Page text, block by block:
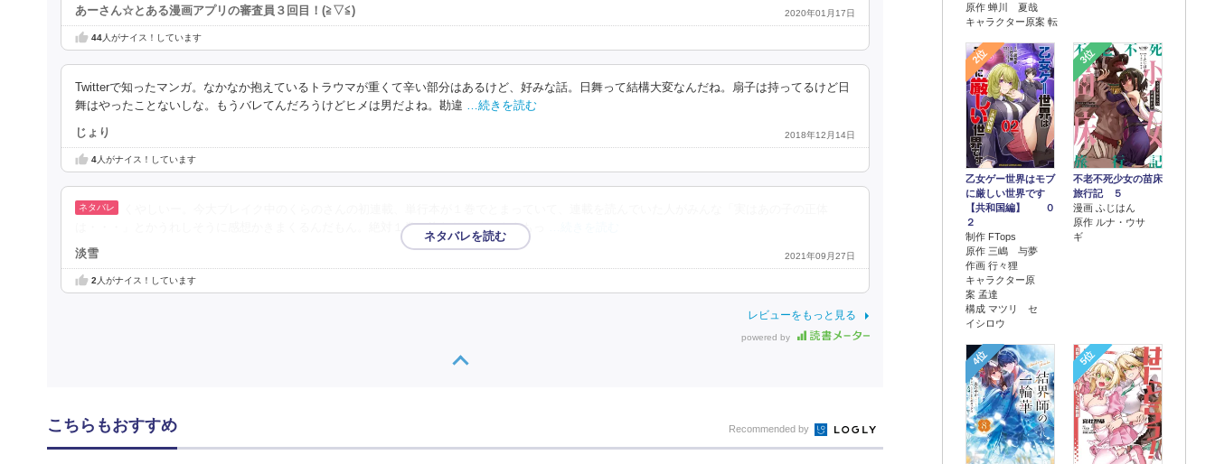
あーさん☆とある漫画アプリの審査員３回目！(⁠≧⁠▽⁠≦⁠) 2020年01月17日
44人がナイス！しています
Twitterで知ったマンガ。なかなか抱えているトラウマが重くて辛い部分はあるけど、好みな話。日舞って結構大変なんだね。扇子は持ってるけど日
舞はやったことないしな。もうバレてんだろうけどヒメは男だよね。勘違 …続きを読む
じょり 2018年12月14日
4人がナイス！しています
は・・・」とかうれしそうに感想かきまくるんだもん。絶対１巻の終わりにそのネタもっ
淡雪 2021年09月27日
2人がナイス！しています
レビューをもっと見る
powered by
原作 蝉川 夏哉
キャラクター原案 転
2位
乙女ゲー世界はモブ
に厳しい世界です
【共和国編】 ０
２
制作 FTops
原作 三嶋 与夢
作画 行々狸
キャラクター原
案 孟達
構成 マツリ セ
イシロウ
3位
不老不死少女の苗床
旅行記 ５
漫画 ふじはん
原作 ルナ・ウサ
ギ
4位 5位
こちらもおすすめ Recommended by